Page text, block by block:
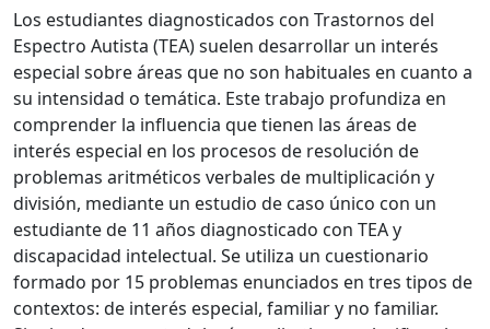
Los estudiantes diagnosticados con Trastornos del
Espectro Autista (TEA) suelen desarrollar un interés
especial sobre áreas que no son habituales en cuanto a
su intensidad o temática. Este trabajo profundiza en
comprender la influencia que tienen las áreas de
interés especial en los procesos de resolución de
problemas aritméticos verbales de multiplicación y
división, mediante un estudio de caso único con un
estudiante de 11 años diagnosticado con TEA y
discapacidad intelectual. Se utiliza un cuestionario
formado por 15 problemas enunciados en tres tipos de
contextos: de interés especial, familiar y no familiar.